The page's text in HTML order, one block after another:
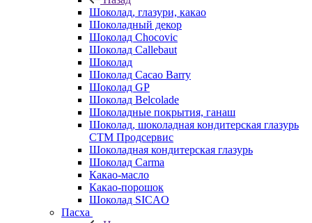
Шоколад, глазури, какао
Шоколадный декор
Шоколад Chocovic
Шоколад Callebaut
Шоколад
Шоколад Cacao Barry
Шоколад GP
Шоколад Belcolade
Шоколадные покрытия, ганаш
Шоколад, шоколадная кондитерская глазурь
СТМ Продсервис
Шоколадная кондитерская глазурь
Шоколад Carma
Какао-масло
Какао-порошок
Шоколад SICAO
Пасха